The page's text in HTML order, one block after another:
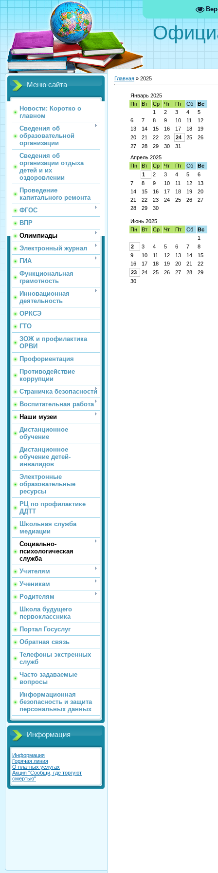
Меню сайта
Новости: Коротко о
главном
Сведения об
образовательной
организации
Сведения об
организации отдыха
детей и их
оздоровлении
Проведение
капитального ремонта
ФГОС
ВПР
Олимпиады
Электронный журнал
ГИА
Функциональная
грамотность
Инновационная
деятельность
ОРКСЭ
ГТО
ЗОЖ и профилактика
ОРВИ
Профориентация
Противодействие
коррупции
Страничка безопасности
Воспитательная работа
Наши музеи
Дистанционное
обучение
Дистанционное
обучение детей-
инвалидов
Электронные
образовательные
ресурсы
РЦ по профилактике
ДДТТ
Школьная служба
медиации
Социально-
психологическая
служба
Учителям
Ученикам
Родителям
Школа будущего
первоклассника
Портал Госуслуг
Обратная связь
Телефоны экстренных
служб
Часто задаваемые
вопросы
Информационная
безопасность и защита
персональных данных
Информация
Информация
Горячая линия
О платных услугах
Акция "Сообщи, где торгуют
смертью"
Главная » 2025
Январь 2025
Пн
Вт Ср Чт Пт Сб
Вс
1
2 3 4
5
6
7 8 9 10 11
12
13
14 15 16 17 18
19
20
21 22 23 24 25
26
27
28 29 30
31
Апрель 2025
Пн
Вт Ср Чт Пт Сб
Вс
1
2 3 4 5
6
7
8 9 10 11 12
13
14
15 16 17 18 19
20
21
22 23 24 25 26
27
28
29 30
Июнь 2025
Пн
Вт Ср Чт Пт Сб
Вс
1
2
3 4 5 6 7
8
9
10 11 12 13 14
15
16
17 18 19 20 21
22
23
24 25 26 27 28
29
30